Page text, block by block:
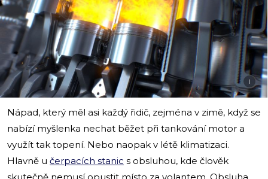
i
Nápad, který měl asi každý řidič, zejména v zimě, když se
nabízí myšlenka nechat běžet při tankování motor a
využít tak topení. Nebo naopak v létě klimatizaci.
Hlavně u čerpacích stanic s obsluhou, kde člověk